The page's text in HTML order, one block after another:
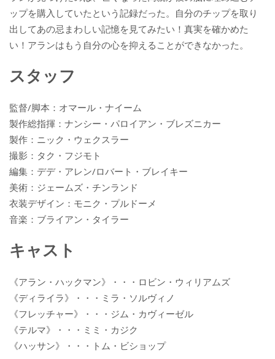
ップを購入していたという記録だった。自分のチップを取り
出してあの忌まわしい記憶を見てみたい！真実を確かめた
い！アランはもう自分の心を抑えることができなかった。
スタッフ
監督/脚本：オマール・ナイーム
製作総指揮：ナンシー・パロイアン・ブレズニカー
製作：ニック・ウェクスラー
撮影：タク・フジモト
編集：デデ・アレン/ロバート・ブレイキー
美術：ジェームズ・チンランド
衣装デザイン：モニク・プルドーメ
音楽：ブライアン・タイラー
キャスト
《アラン・ハックマン》・・・ロビン・ウィリアムズ
《ディライラ》・・・ミラ・ソルヴィノ
《フレッチャー》・・・ジム・カヴィーゼル
《テルマ》・・・ミミ・カジク
《ハッサン》・・・トム・ビショップ